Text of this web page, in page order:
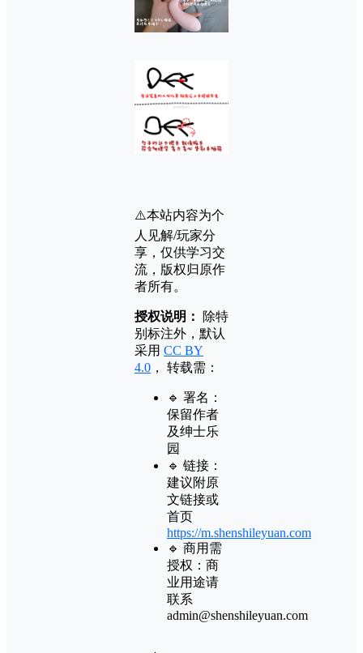
⚠️本站内容为个
人见解/玩家分
享，仅供学习交
流，版权归原作
者所有。
授权说明：
除特
别标注外，默认
采用 CC BY
4.0 ， 转载需：
🔹 署名：
保留作者
及绅士乐
园
🔹 链接：
建议附原
文链接或
首页
https://m.shenshileyuan.com
🔹 商用需
授权：商
业用途请
联系
admin@shenshileyuan.com